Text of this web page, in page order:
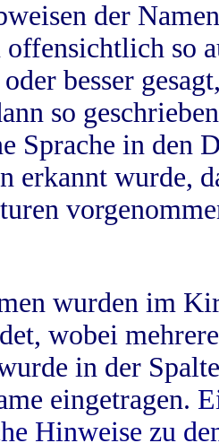
der
so
besser
so
Sprache in
erkannt wurde,
wurden im
wobei
in der
eingetragen.
Hinweise zu